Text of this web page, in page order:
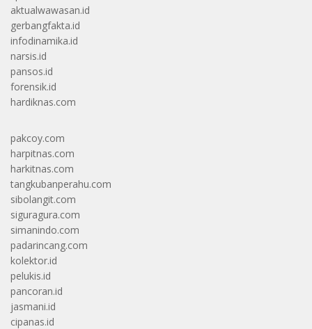
aktualwawasan.id
gerbangfakta.id
infodinamika.id
narsis.id
pansos.id
forensik.id
hardiknas.com
pakcoy.com
harpitnas.com
harkitnas.com
tangkubanperahu.com
sibolangit.com
siguragura.com
simanindo.com
padarincang.com
kolektor.id
pelukis.id
pancoran.id
jasmani.id
cipanas.id